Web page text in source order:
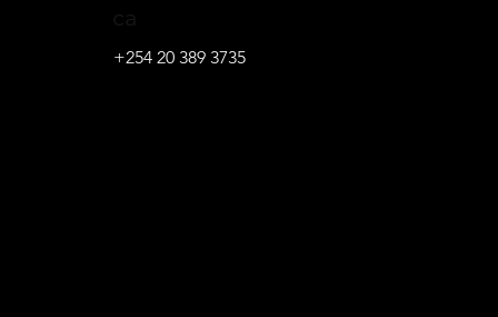
ca
+254 20 389 3735